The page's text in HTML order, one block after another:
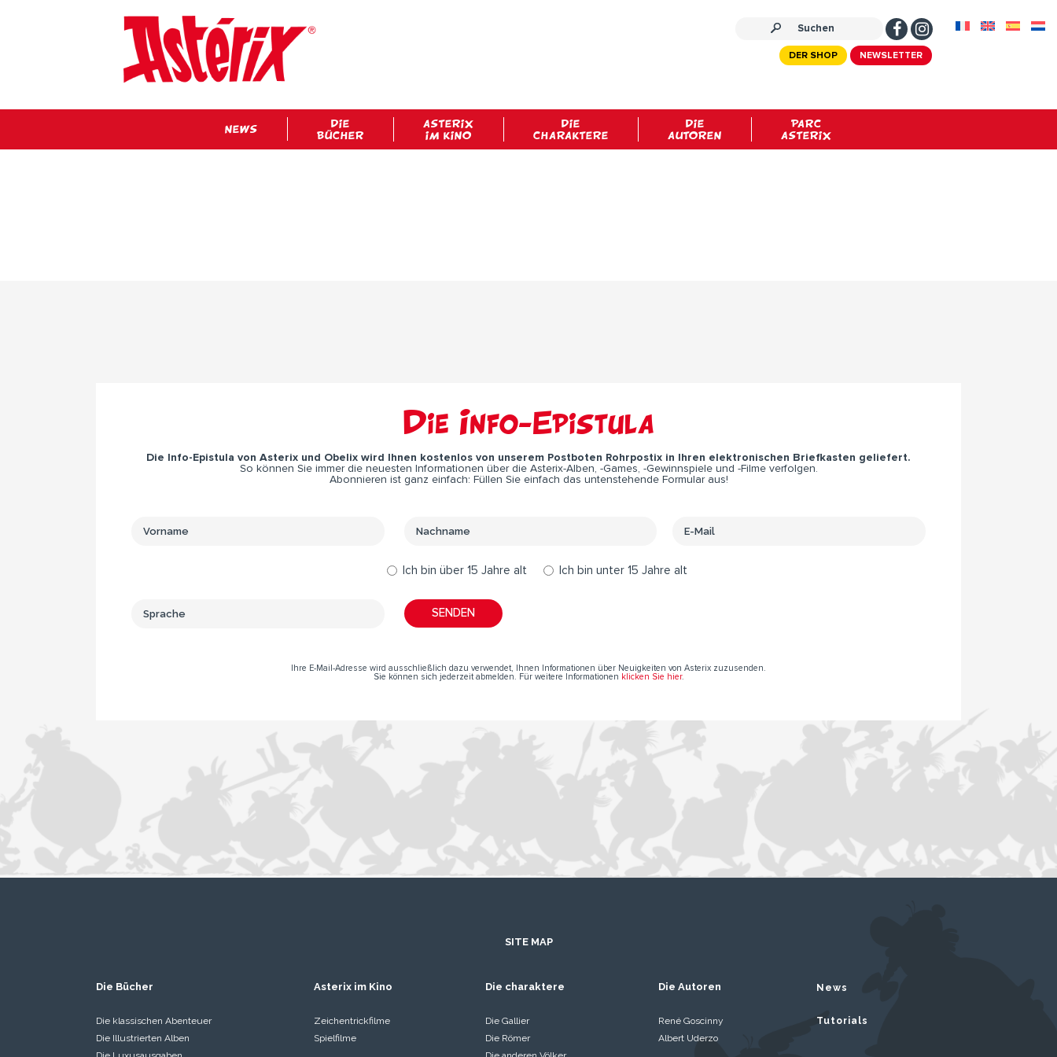
NEWSLETTER
DER SHOP
NEWS
DIE
BÜCHER
ASTERIX
IM KINO
DIE
CHARAKTERE
DIE
AUTOREN
PARC
ASTERIX
Die Info-Epistula
Die Info-Epistula von Asterix und Obelix wird Ihnen kostenlos von unserem Postboten Rohrpostix in Ihren elektronischen Briefkasten geliefert.
So können Sie immer die neuesten Informationen über die Asterix-Alben, -Games, -Gewinnspiele und -Filme verfolgen.
Abonnieren ist ganz einfach: Füllen Sie einfach das untenstehende Formular aus!
Ich bin über 15 Jahre alt Ich bin unter 15 Jahre alt
Ihre E-Mail-Adresse wird ausschließlich dazu verwendet, Ihnen Informationen über Neuigkeiten von Asterix zuzusenden.
Sie können sich jederzeit abmelden. Für weitere Informationen klicken Sie hier.
SITE MAP
Die Bücher
Die klassischen Abenteuer
Die Illustrierten Alben
Asterix im Kino
Zeichentrickfilme
Spielfilme
Die charaktere
Die Gallier
Die Römer
Die Autoren
René Goscinny
Albert Uderzo
News
Tutorials